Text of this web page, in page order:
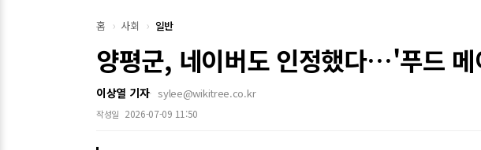
홈 사회 일반
양평군, 네이버도 인정했다…'푸드
이상열 기자 sylee@wikitree.co.kr
작성일 2026-07-09 11:50